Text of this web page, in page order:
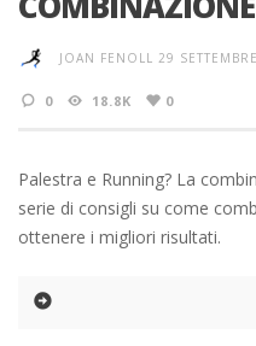
JOAN FENOLL 29
0 18.8K 0
Palestra e Running? La
serie di consigli su come
ottenere i migliori risultati.